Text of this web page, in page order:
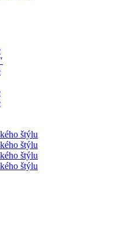
štýlu
štýlu
štýlu
štýlu